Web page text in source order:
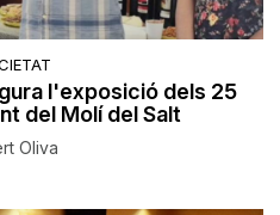
l'exposició dels 25
del Molí del Salt
Oliva